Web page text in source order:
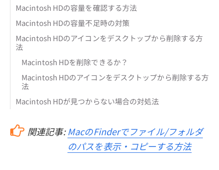
Macintosh HDの容量を確認する方法
Macintosh HDの容量不足時の対策
Macintosh HDのアイコンをデスクトップから削除する方
法
Macintosh HDを削除できるか？
Macintosh HDのアイコンをデスクトップから削除する方
法
Macintosh HDが見つからない場合の対処法
関連記事: MacのFinderでファイル/フォルダ
のパスを表示・コピーする方法